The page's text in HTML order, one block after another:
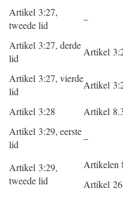
Artikel 3:27,
tweede lid
–
Artikel 3:27, derde
lid
Artikel
Artikel 3:27, vierde
lid
Artikel
Artikel 3:28
Artikel
Artikel 3:29, eerste
lid
–
Artikel 3:29,
tweede lid
Artikelen
Artikel